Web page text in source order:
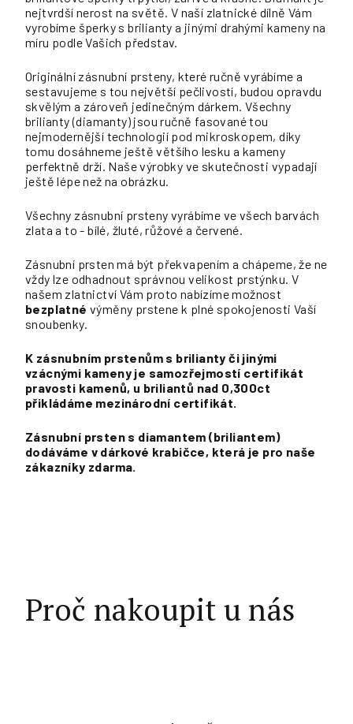
nejtvrdší nerost na světě. V naší zlatnické dílně Vám
vyrobíme šperky s brilianty a jinými drahými kameny na
míru podle Vašich představ.
Originální zásnubní prsteny, které ručně vyrábíme a
sestavujeme s tou největší pečlivostí, budou opravdu
skvělým a zároveň jedinečným dárkem. Všechny
brilianty (diamanty) jsou ručně fasované tou
nejmodernější technologií pod mikroskopem, díky
tomu dosáhneme ještě většího lesku a kameny
perfektně drží. Naše výrobky ve skutečnosti vypadají
ještě lépe než na obrázku.
Všechny zásnubní prsteny vyrábíme ve všech barvách
zlata a to - bílé, žluté, růžové a červené.
Zásnubní prsten má být překvapením a chápeme, že ne
vždy lze odhadnout správnou velikost prstýnku. V
našem zlatnictví Vám proto nabízíme možnost
bezplatné výměny prstene k plné spokojenosti Vaší
snoubenky.
K zásnubním prstenům s brilianty či jinými
vzácnými kameny je samozřejmostí certifikát
pravosti kamenů, u briliantů nad 0,300ct
přikládáme mezinárodní certifikát.
Zásnubní prsten s diamantem (briliantem)
dodáváme v dárkové krabičce, která je pro naše
zákazníky zdarma.
Proč nakoupit u nás